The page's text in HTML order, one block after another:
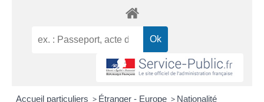
Accueil particuliers > Étranger - Europe > Nationalité